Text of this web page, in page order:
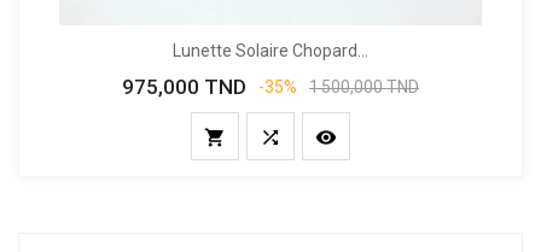
Lunette Solaire Chopard...
Prix
975,000 TND
Prix
-35% 1 500,000 TND
  